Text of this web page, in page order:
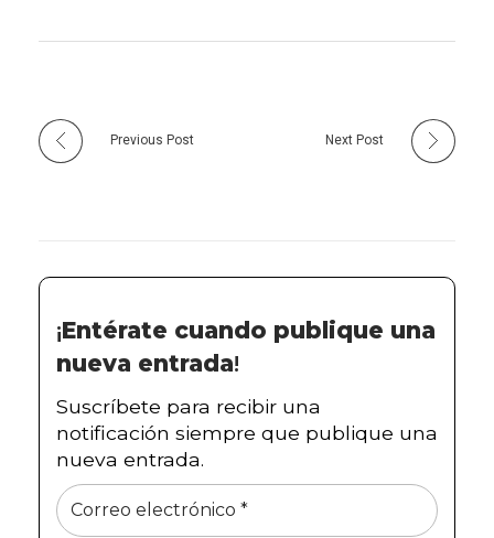
Previous Post Next Post
¡Entérate cuando publique una
nueva entrada!
Suscríbete para recibir una
notificación siempre que publique una
nueva entrada.